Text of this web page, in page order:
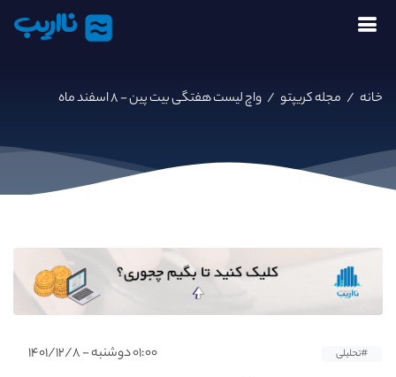
نااریب
خانه / مجله کریپتو / واچ لیست هفتگی بیت پین - ۸ اسفند ماه
#تحلیلی ۰۱:۰۰ دوشنبه - ۱۴۰۱/۱۲/۸